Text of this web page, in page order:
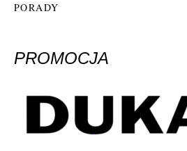
PORADY
PROMOCJA